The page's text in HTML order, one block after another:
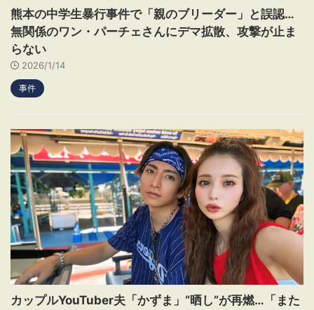
熊本の中学生暴行事件で「親のブリーダー」と誤認…
無関係のワン・パーチェさんにデマ拡散、攻撃が止ま
らない
2026/1/14
事件
カップルYouTuber夫「かずま」“晒し”が再燃…「また